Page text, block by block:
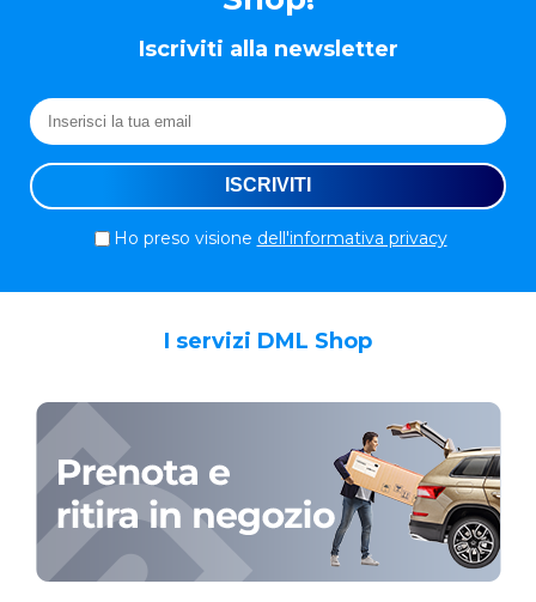
Iscriviti alla newsletter
Ho preso visione dell'informativa privacy
I servizi DML Shop